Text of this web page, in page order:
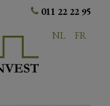
011 22 22 95
NL
FR